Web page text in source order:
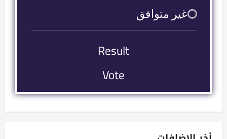
غير متوافق
38